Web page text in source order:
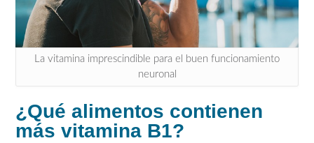
La vitamina imprescindible para el buen funcionamiento
neuronal
¿Qué alimentos contienen
más vitamina B1?